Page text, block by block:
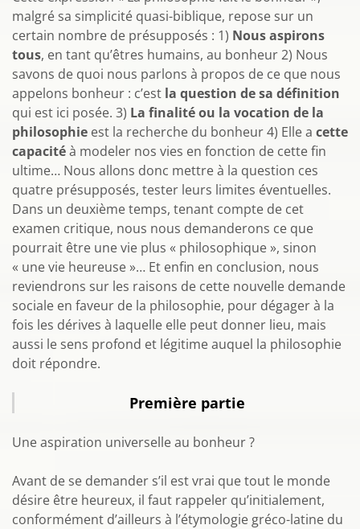
malgré sa simplicité quasi-biblique, repose sur un
certain nombre de présupposés : 1) Nous aspirons
tous, en tant qu’êtres humains, au bonheur 2) Nous
savons de quoi nous parlons à propos de ce que nous
appelons bonheur : c’est la question de sa définition
qui est ici posée. 3) La finalité ou la vocation de la
philosophie est la recherche du bonheur 4) Elle a cette
capacitéà modeler nos vies en fonction de cette fin
ultime… Nous allons donc mettre à la question ces
quatre présupposés, tester leurs limites éventuelles.
Dans un deuxième temps, tenant compte de cet
examen critique, nous nous demanderons ce que
pourrait être une vie plus « philosophique », sinon
« une vie heureuse »… Et enfin en conclusion, nous
reviendrons sur les raisons de cette nouvelle demande
sociale en faveur de la philosophie, pour dégager à la
fois les dérives à laquelle elle peut donner lieu, mais
aussi le sens profond et légitime auquel la philosophie
doit répondre.
Première partie
Une aspiration universelle au bonheur ?
Avant de se demander s’il est vrai que tout le monde
désire être heureux, il faut rappeler qu’initialement,
conformément d’ailleurs à l’étymologie gréco-latine du